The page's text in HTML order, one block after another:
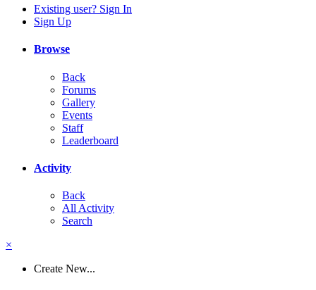
Existing user? Sign In
Sign Up
Browse
Back
Forums
Gallery
Events
Staff
Leaderboard
Activity
Back
All Activity
Search
×
Create New...